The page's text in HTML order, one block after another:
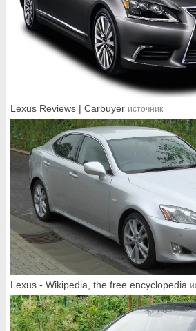
Lexus Reviews | Carbuyer источник
Lexus - Wikipedia, the free encyclopedia